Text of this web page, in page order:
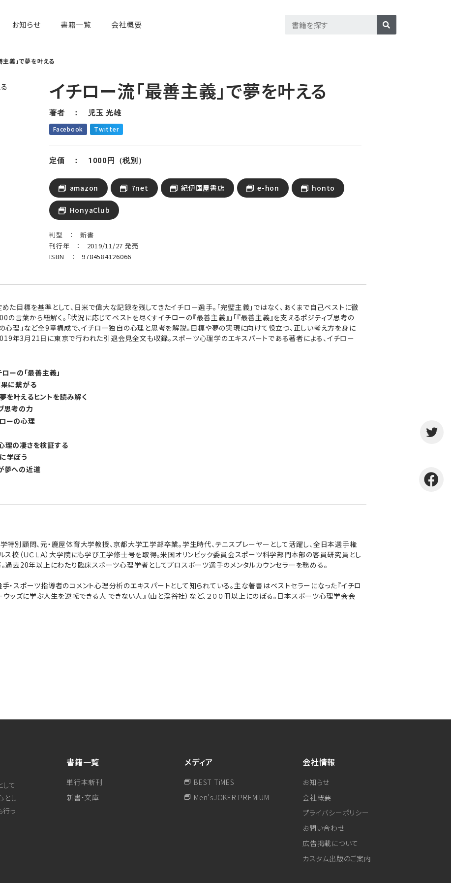
お知らせ 書籍一覧​ 会社概要
主義」で夢を叶える
イチロー流「最善主義」で夢を叶える
著者 ： 児玉 光雄
Facebook Twitter
定価 ： 1000円（税別）
amazon 7net 紀伊国屋書店 e-hon honto
HonyaClub
判型 ： 新書
刊行年 ： 2019/11/27 発売
ISBN ： 9784584126066
た目標を基準として、日米で偉大な記録を残してきたイチロー選手。「完璧主義」ではなく、あくまで自己ベストに徹
の言葉から紐解く。「状況に応じてベストを尽くすイチローの『最善主義』」「『最善主義』を支えるポジティブ思考の
心理」など全9章構成で、イチロー独自の心理と思考を解説。目標や夢の実現に向けて役立つ、正しい考え方を身に
年3月21日に東京で行われた引退会見全文も収録。スポーツ心理学のエキスパートである著者による、イチロー
ーの「最善主義」
に繋がる
叶えるヒントを読み解く
思考の力
ーの心理
理の凄さを検証する
学ぼう
夢への近道
特別顧問、元・鹿屋体育大学教授、京都大学工学部卒業。学生時代、テニスプレーヤーとして活躍し、全日本選手権
ス校（ＵＣＬＡ）大学院にも学び工学修士号を取得。米国オリンピック委員会スポーツ科学部門本部の客員研究員とし
過去20年以上にわたり臨床スポーツ心理学者としてプロスポーツ選手のメンタルカウンセラーを務める。
・スポーツ指導者のコメント心理分析のエキスパートとして知られている。主な著書はベストセラーになった『イチロ
ウッズに学ぶ人生を逆転できる人 できない人』（山と渓谷社）など、２００冊以上にのぼる。日本スポーツ心理学会会
て
とし
行っ
書籍一覧
単行本新刊
新書・文庫
メディア
BEST TiMES
Men'sJOKER PREMIUM
会社情報
お知らせ
会社概要
プライバシーポリシー
お問い合わせ
広告掲載について
カスタム出版のご案内